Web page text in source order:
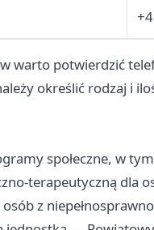
warto potwierdzić
określić rodzaj i
społeczne, w
terapeutyczną dla
z